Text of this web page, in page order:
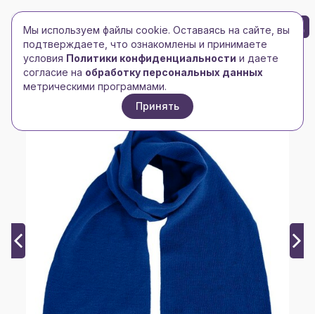
Toggle navigation
Toggle navigation
БРЕНД-ЛОГО 0
Главная/happygift/Шарф вязаный NORD
Мы используем файлы cookie. Оставаясь на сайте, вы
подтверждаете, что ознакомлены и принимаете
условия Политики конфиденциальности и даете
согласие на обработку персональных данных
метрическими программами.
Принять